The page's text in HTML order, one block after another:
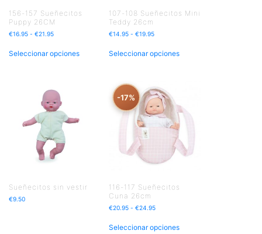
156-157 Sueñecitos
Puppy 26CM
€16.95 - €21.95
Seleccionar opciones
107-108 Sueñecitos Mini
Teddy 26cm
€14.95 - €19.95
Seleccionar opciones
Sueñecitos sin vestir
€9.50
-17%
116-117 Sueñecitos
Cuna 26cm
€20.95 - €24.95
Seleccionar opciones